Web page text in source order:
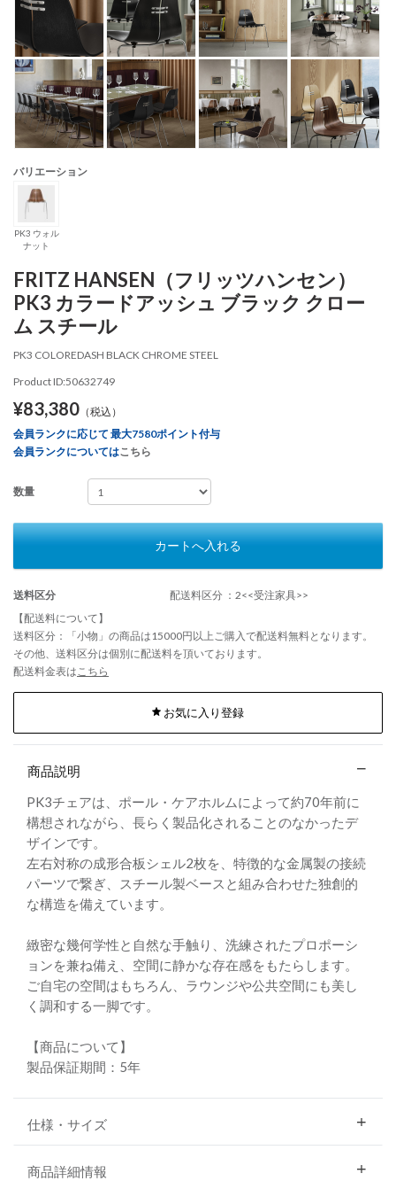
バリエーション
PK3 ウォル
ナット
FRITZ HANSEN（フリッツハンセン）
PK3 カラードアッシュ ブラック クロー
ム スチール
PK3 COLOREDASH BLACK CHROME STEEL
Product ID:50632749
¥83,380 （税込）
会員ランクに応じて 最大7580ポイント付与
会員ランクについてはこちら
数量
カートへ入れる
送料区分
配送料区分 ：2<<受注家具>>
【配送料について】
送料区分：「小物」の商品は15000円以上ご購入で配送料無料となります。
その他、送料区分は個別に配送料を頂いております。
配送料金表はこちら
お気に入り登録
商品説明
PK3チェアは、ポール・ケアホルムによって約70年前に
構想されながら、長らく製品化されることのなかったデ
ザインです。
左右対称の成形合板シェル2枚を、特徴的な金属製の接続
パーツで繋ぎ、スチール製ベースと組み合わせた独創的
な構造を備えています。
緻密な幾何学性と自然な手触り、洗練されたプロポーシ
ョンを兼ね備え、空間に静かな存在感をもたらします。
ご自宅の空間はもちろん、ラウンジや公共空間にも美し
く調和する一脚です。
【商品について】
製品保証期間：5年
仕様・サイズ
商品詳細情報